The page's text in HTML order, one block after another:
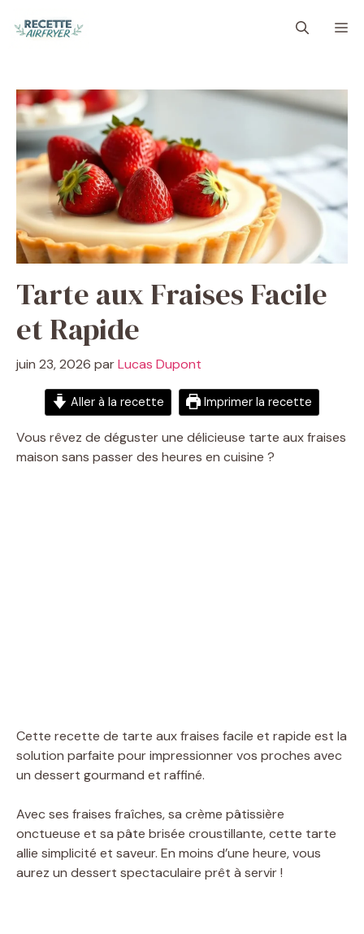
Tarte aux Fraises Facile
et Rapide
juin 23, 2026 parLucas Dupont
Aller à la recette Imprimer la recette
Vous rêvez de déguster une délicieuse tarte aux fraises
maison sans passer des heures en cuisine ?
Cette recette de tarte aux fraises facile et rapide est la
solution parfaite pour impressionner vos proches avec
un dessert gourmand et raffiné.
Avec ses fraises fraîches, sa crème pâtissière
onctueuse et sa pâte brisée croustillante, cette tarte
allie simplicité et saveur. En moins d’une heure, vous
aurez un dessert spectaculaire prêt à servir !